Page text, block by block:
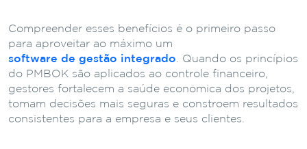
Compreender esses benefícios é o primeiro passo
para aproveitar ao máximo um
software de gestão integrado . Quando os princípios
do PMBOK são aplicados ao controle financeiro,
gestores fortalecem a saúde econômica dos projetos,
tomam decisões mais seguras e constroem resultados
consistentes para a empresa e seus clientes.